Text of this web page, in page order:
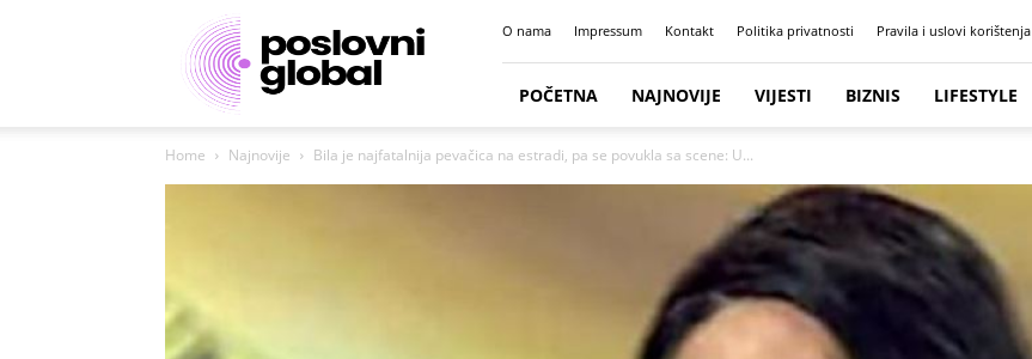
Poslovni
portal
O nama Impressum Kontakt Politika privatnosti Pravila i uslovi korištenja
POČETNA NAJNOVIJE VIJESTI BIZNIS LIFESTYLE
Home Najnovije Bila je najfatalnija pevačica na estradi, pa se povukla sa scene: U...